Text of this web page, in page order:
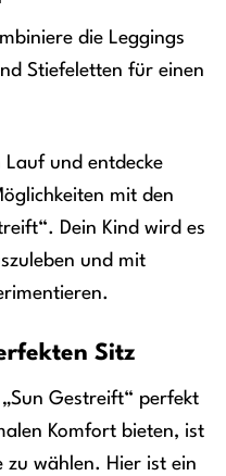
die Leggings
Stiefeletten für einen
und entdecke
mit den
Dein Kind wird es
und mit
Sitz
Gestreift“ perfekt
Komfort bieten, ist
zu wählen. Hier ist ein